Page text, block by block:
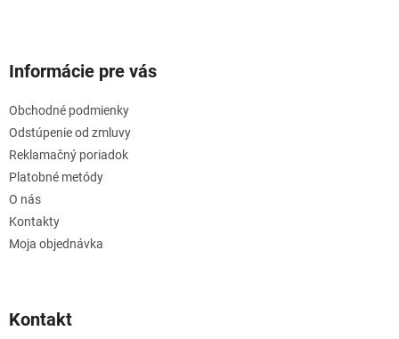
Informácie pre vás
Obchodné podmienky
Odstúpenie od zmluvy
Reklamačný poriadok
Platobné metódy
O nás
Kontakty
Moja objednávka
Kontakt